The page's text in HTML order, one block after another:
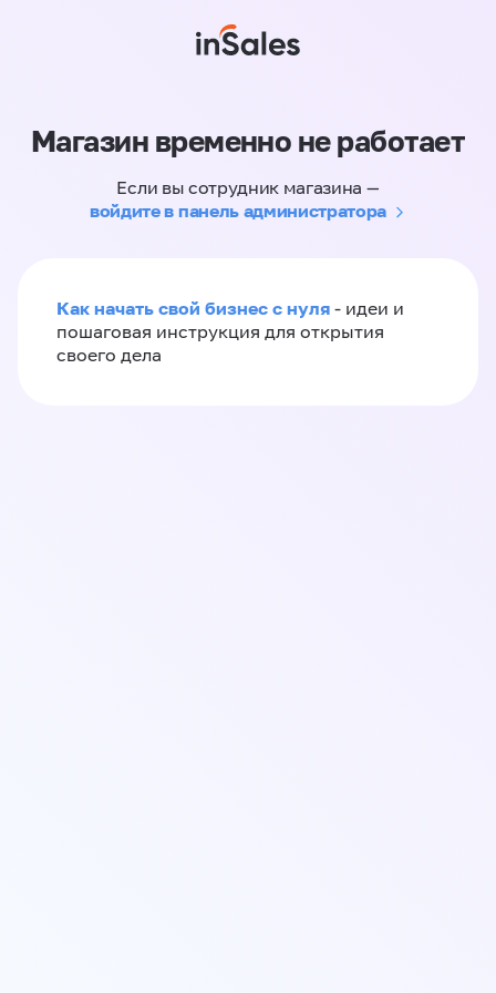
Магазин временно не работает
Если вы сотрудник магазина —
войдите в панель администратора
Как начать свой бизнес с нуля - идеи и
пошаговая инструкция для открытия
своего дела